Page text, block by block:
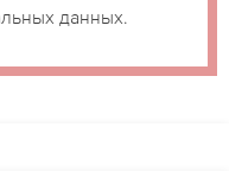
данных.